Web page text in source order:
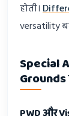
होती।
versatility
Special